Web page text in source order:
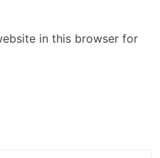
in this browser for